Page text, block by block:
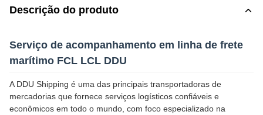
Descrição do produto
Serviço de acompanhamento em linha de frete
marítimo FCL LCL DDU
A DDU Shipping é uma das principais transportadoras de
mercadorias que fornece serviços logísticos confiáveis e
econômicos em todo o mundo, com foco especializado na